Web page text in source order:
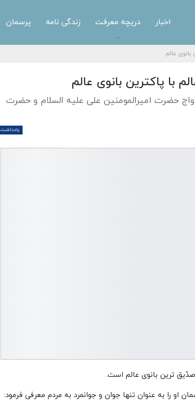
اخبار دریچه معرفت زندگی نامه پرسمان
عالم
با پاکترین بانوی عالم
حضرت امیرالمومنین علی علیه السلام و حضرت
یادداشت
صدّیق ترین بانوی عالم است.
او را به عنوان تنها جوان و جوانمرد به مردم معرفی فرمود: